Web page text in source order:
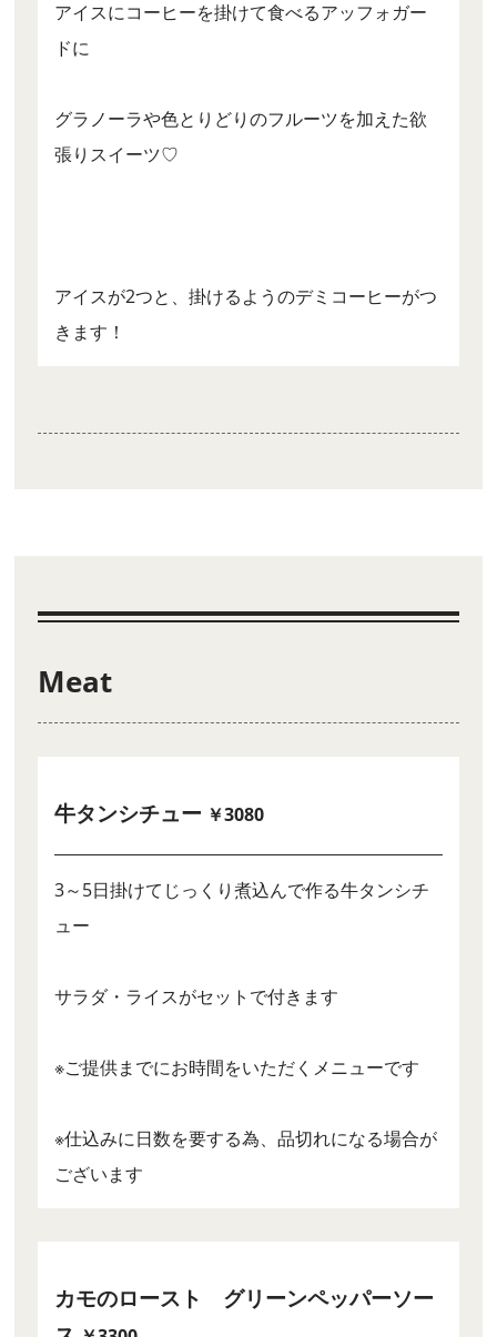
アイスにコーヒーを掛けて食べるアッフォガー
ドに
グラノーラや色とりどりのフルーツを加えた欲
張りスイーツ♡
アイスが2つと、掛けるようのデミコーヒーがつ
きます！
Meat
牛タンシチュー ￥3080
3～5日掛けてじっくり煮込んで作る牛タンシチ
ュー
サラダ・ライスがセットで付きます
※ご提供までにお時間をいただくメニューです
※仕込みに日数を要する為、品切れになる場合が
ございます
カモのロースト グリーンペッパーソー